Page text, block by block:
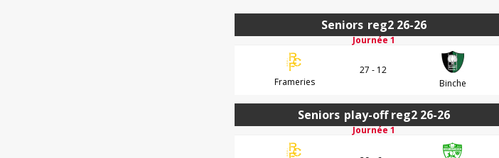
Seniors reg2 26-26
Journée 1
Frameries
27 - 12
Binche
Seniors play-off reg2 26-26
Journée 1